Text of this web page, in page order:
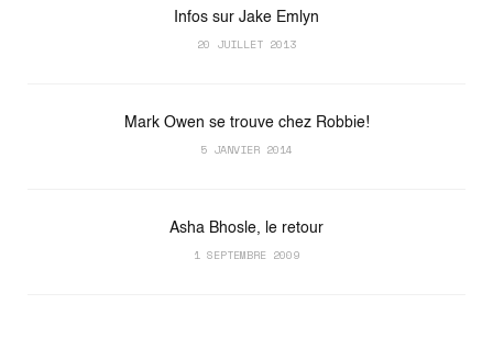
Infos sur Jake Emlyn
20 JUILLET 2013
Mark Owen se trouve chez Robbie!
5 JANVIER 2014
Asha Bhosle, le retour
1 SEPTEMBRE 2009